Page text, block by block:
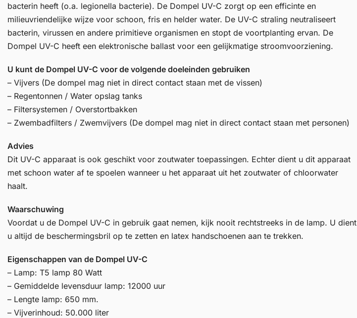
bacterin heeft (o.a. legionella bacterie). De Dompel UV-C zorgt op een efficinte en
milieuvriendelijke wijze voor schoon, fris en helder water. De UV-C straling neutraliseert
bacterin, virussen en andere primitieve organismen en stopt de voortplanting ervan. De
Dompel UV-C heeft een elektronische ballast voor een gelijkmatige stroomvoorziening.
U kunt de Dompel UV-C voor de volgende doeleinden gebruiken
– Vijvers (De dompel mag niet in direct contact staan met de vissen)
– Regentonnen / Water opslag tanks
– Filtersystemen / Overstortbakken
– Zwembadfilters / Zwemvijvers (De dompel mag niet in direct contact staan met personen)
Advies
Dit UV-C apparaat is ook geschikt voor zoutwater toepassingen. Echter dient u dit apparaat
met schoon water af te spoelen wanneer u het apparaat uit het zoutwater of chloorwater
haalt.
Waarschuwing
Voordat u de Dompel UV-C in gebruik gaat nemen, kijk nooit rechtstreeks in de lamp. U dient
u altijd de beschermingsbril op te zetten en latex handschoenen aan te trekken.
Eigenschappen van de Dompel UV-C
– Lamp: T5 lamp 80 Watt
– Gemiddelde levensduur lamp: 12000 uur
– Lengte lamp: 650 mm.
– Vijverinhoud: 50.000 liter